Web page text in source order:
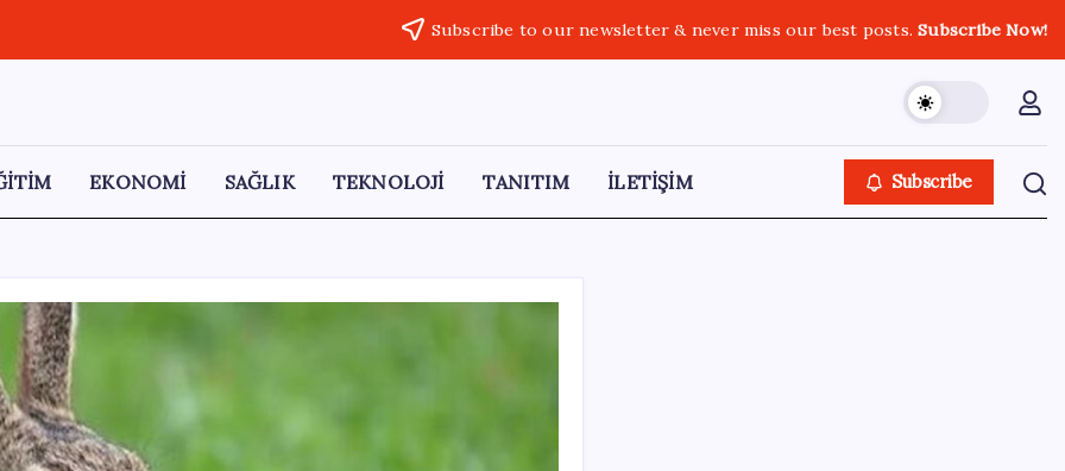
Subscribe to our newsletter & never miss our best posts.Subscribe Now!
EKONOMİ SAĞLIK TEKNOLOJİ TANITIM İLETİŞİM Subscribe